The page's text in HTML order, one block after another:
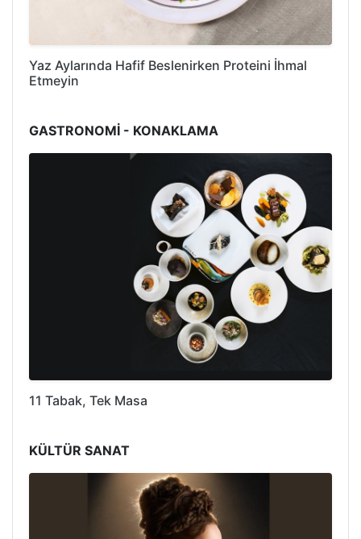
Yaz Aylarında Hafif Beslenirken Proteini İhmal
Etmeyin
GASTRONOMİ - KONAKLAMA
11 Tabak, Tek Masa
KÜLTÜR SANAT